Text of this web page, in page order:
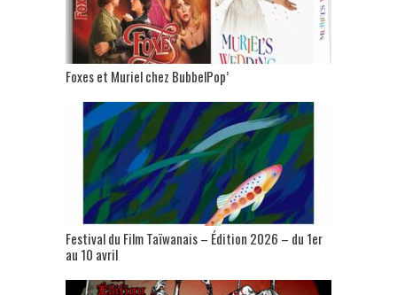
Foxes et Muriel chez BubbelPop’
Festival du Film Taïwanais – Édition 2026 – du 1er
au 10 avril